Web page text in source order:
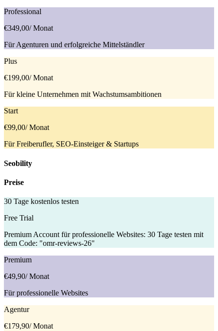
Professional
€349,00/ Monat
Für Agenturen und erfolgreiche Mittelständler
Plus
€199,00/ Monat
Für kleine Unternehmen mit Wachstumsambitionen
Start
€99,00/ Monat
Für Freiberufler, SEO-Einsteiger & Startups
Seobility
Preise
30 Tage kostenlos testen
Free Trial
Premium Account für professionelle Websites: 30 Tage testen mit
dem Code: "omr-reviews-26"
Premium
€49,90/ Monat
Für professionelle Websites
Agentur
€179,90/ Monat